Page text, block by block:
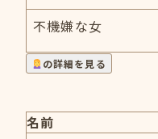
不機嫌な女
の詳細を見る
名前